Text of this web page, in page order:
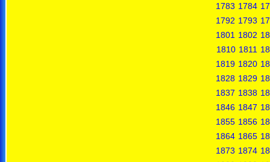
1783 1784
1792 1793
1801 1802
1810 1811
1819 1820
1828 1829
1837 1838
1846 1847
1855 1856
1864 1865
1873 1874